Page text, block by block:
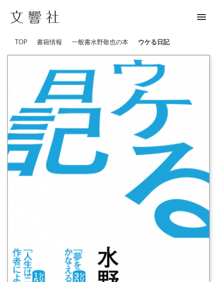
menu
TOP 書籍情報 一般書水野敬也の本 ウケる日記